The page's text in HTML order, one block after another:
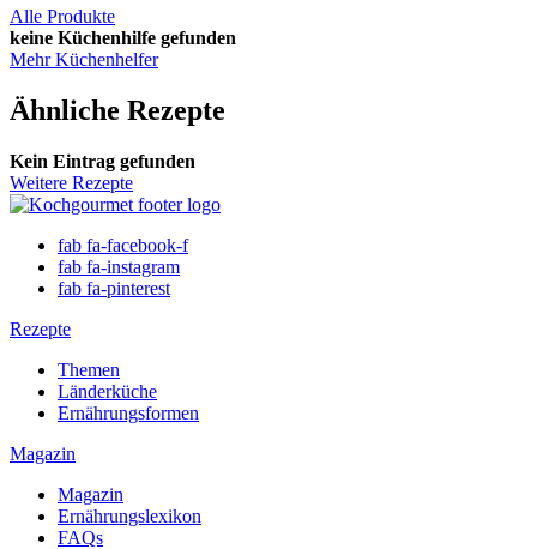
Alle Produkte
keine Küchenhilfe gefunden
Mehr Küchenhelfer
Ähnliche Rezepte
Kein Eintrag gefunden
Weitere Rezepte
fab fa-facebook-f
fab fa-instagram
fab fa-pinterest
Rezepte
Themen
Länderküche
Ernährungsformen
Magazin
Magazin
Ernährungslexikon
FAQs